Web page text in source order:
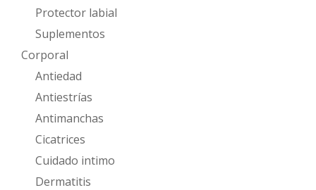
Protector labial
Suplementos
Corporal
Antiedad
Antiestrías
Antimanchas
Cicatrices
Cuidado intimo
Dermatitis